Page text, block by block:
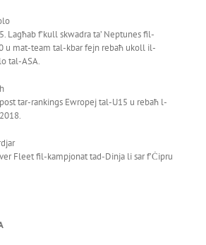
Lagħab f’kull skwadra ta’ Neptunes fil-
u mat-team tal-kbar fejn rebaħ ukoll il-
tal-ASA.
tar-rankings Ewropej tal-U15 u rebaħ l-
Fleet fil-kampjonat tad-Dinja li sar f’Ċipru